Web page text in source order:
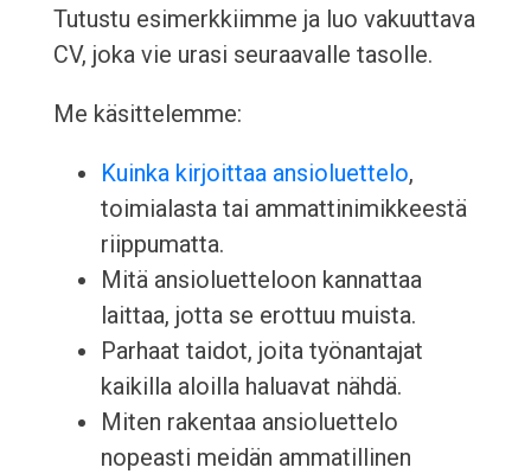
Tutustu esimerkkiimme ja luo vakuuttava
CV, joka vie urasi seuraavalle tasolle.
Me käsittelemme:
Kuinka kirjoittaa ansioluettelo,
toimialasta tai ammattinimikkeestä
riippumatta.
Mitä ansioluetteloon kannattaa
laittaa, jotta se erottuu muista.
Parhaat taidot, joita työnantajat
kaikilla aloilla haluavat nähdä.
Miten rakentaa ansioluettelo
nopeasti meidän ammatillinen